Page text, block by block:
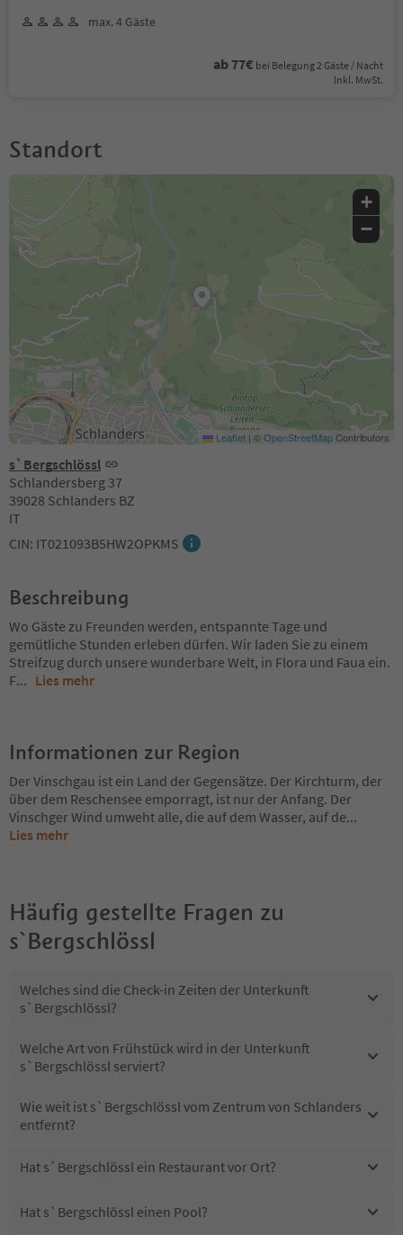
max. 4 Gäste
ab 77€ bei Belegung 2 Gäste / Nacht
Inkl. MwSt.
Standort
s`Bergschlössl
Schlandersberg 37
39028 Schlanders BZ
IT
CIN: IT021093B5HW2OPKMS
+
−
Leaflet | ©OpenStreetMapContributors
Beschreibung
Wo Gäste zu Freunden werden, entspannte Tage und
gemütliche Stunden erleben dürfen. Wir laden Sie zu einem
Streifzug durch unsere wunderbare Welt, in Flora und Faua ein.
F... Lies mehr
Informationen zur Region
Der Vinschgau ist ein Land der Gegensätze. Der Kirchturm, der
über dem Reschensee emporragt, ist nur der Anfang. Der
Vinschger Wind umweht alle, die auf dem Wasser, auf de...
Lies mehr
Häufig gestellte Fragen zu
s`Bergschlössl
Welches sind die Check-in Zeiten der Unterkunft
s`Bergschlössl?
Welche Art von Frühstück wird in der Unterkunft
s`Bergschlössl serviert?
Wie weit ist s`Bergschlössl vom Zentrum von Schlanders
entfernt?
Hat s`Bergschlössl ein Restaurant vor Ort?
Hat s`Bergschlössl einen Pool?